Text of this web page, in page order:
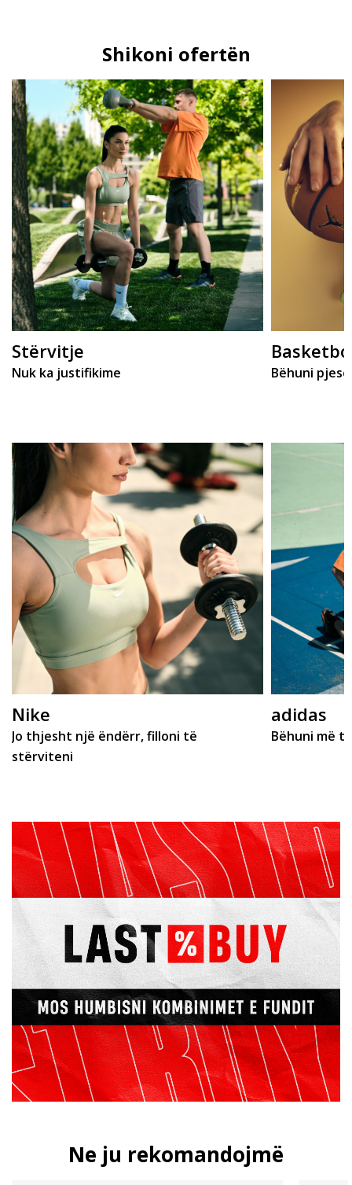
Shikoni ofertën
Stërvitje
Nuk ka justifikime Bëhuni
Nike
Jo thjesht një ëndërr, filloni të
stërviteni
adidas
Bëhuni më
Ne ju rekomandojmë